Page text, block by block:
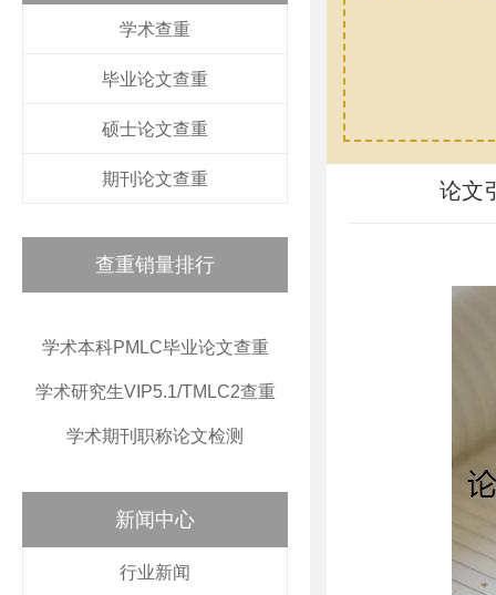
学术查重
毕业论文查重
硕士论文查重
期刊论文查重
查重销量排行
学术本科PMLC毕业论文查重
学术研究生VIP5.1/TMLC2查重
学术期刊职称论文检测
新闻中心
行业新闻
论文